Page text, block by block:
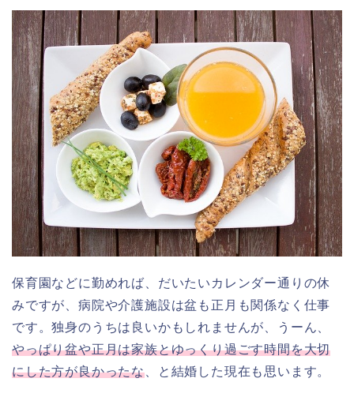
保育園などに勤めれば、だいたいカレンダー通りの休
みですが、病院や介護施設は盆も正月も関係なく仕事
です。独身のうちは良いかもしれませんが、うーん、
やっぱり盆や正月は家族とゆっくり過ごす時間を大切
にした方が良かったな 、と結婚した現在も思います。